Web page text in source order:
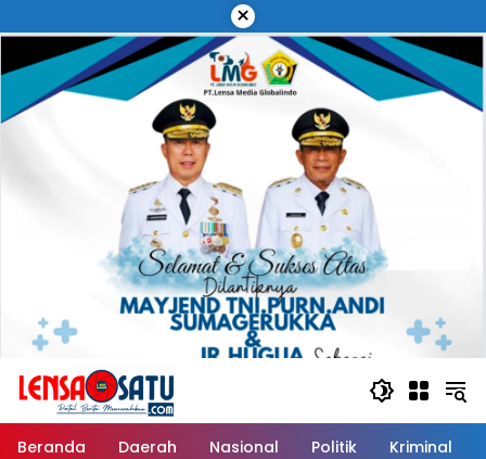
ke
konten
×
Beranda Daerah Nasional Politik Kriminal